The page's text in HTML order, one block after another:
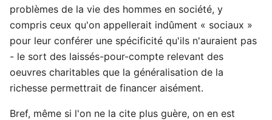
problèmes de la vie des hommes en société, y
compris ceux qu'on appellerait indûment « sociaux »
pour leur conférer une spécificité qu'ils n'auraient pas
- le sort des laissés-pour-compte relevant des
oeuvres charitables que la généralisation de la
richesse permettrait de financer aisément.
Bref, même si l'on ne la cite plus guère, on en est